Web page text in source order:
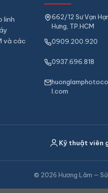
linh
và các
662/12 Sư Vạn
Hưng, TP.HCM
0909.200.920
0937.696.818
l.com
Kỹ thuật viên
© 2026 Hương Lâm —